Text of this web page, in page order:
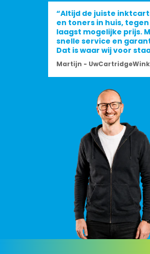
“Altijd de juiste
en toners in huis, tegen
laagst mogelijke prijs.
snelle service en
Dat is waar wij voor
Martijn -